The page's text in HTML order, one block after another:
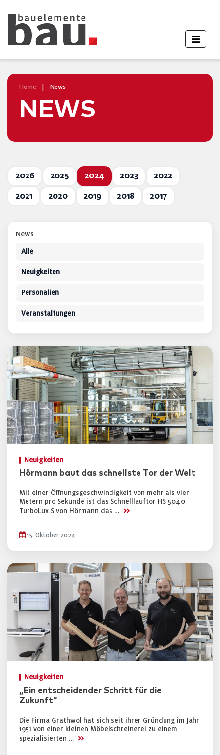
Home News
NEWS
2026 2025 2024 2023 2022
2021 2020 2019 2018 2017
Neuigkeiten
Hörmann baut das schnellste Tor der Welt
Mit einer Öffnungsgeschwindigkeit von mehr als vier
Metern pro Sekunde ist das Schnelllauftor HS 5040
TurboLux S von Hörmann das … >>
15. Oktober 2024
Neuigkeiten
„Ein entscheidender Schritt für die
Zukunft“
Die Firma Grathwol hat sich seit ihrer Gründung im Jahr
1951 von einer kleinen Möbelschreinerei zu einem
spezialisierten … >>
News
Alle
Neuigkeiten
Personalien
Veranstaltungen